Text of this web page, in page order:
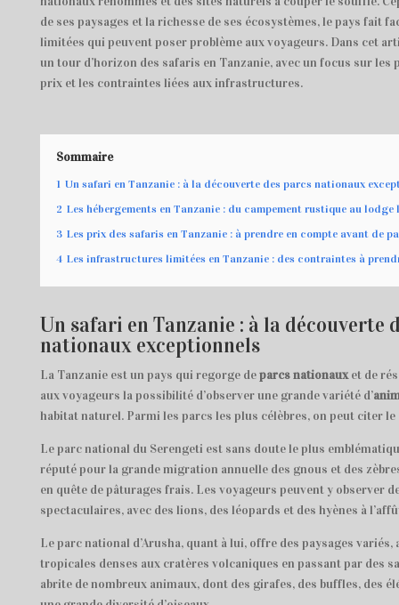
de ses paysages et la richesse de ses écosystèmes, le pays fait
limitées qui peuvent poser problème aux voyageurs. Dans cet
un tour d’horizon des safaris en Tanzanie, avec un focus sur les
prix et les contraintes liées aux infrastructures.
Sommaire
1 Un safari en Tanzanie : à la découverte des parcs nationaux
2 Les hébergements en Tanzanie : du campement rustique au lodge
3 Les prix des safaris en Tanzanie : à prendre en compte avant de
4 Les infrastructures limitées en Tanzanie : des contraintes à
Un safari en Tanzanie : à la découverte
nationaux exceptionnels
La Tanzanie est un pays qui regorge deparcs nationauxet de
aux voyageurs la possibilité d’observer une grande variété d’
habitat naturel. Parmi les parcs les plus célèbres, on peut citer le
Le parc national du Serengeti est sans doute le plus
réputé pour la grande migration annuelle des gnous et des
en quête de pâturages frais. Les voyageurs peuvent y observer
spectaculaires, avec des lions, des léopards et des hyènes à
Le parc national d’Arusha, quant à lui, offre des paysages
tropicales denses aux cratères volcaniques en passant par des
abrite de nombreux animaux, dont des girafes, des buffles, des